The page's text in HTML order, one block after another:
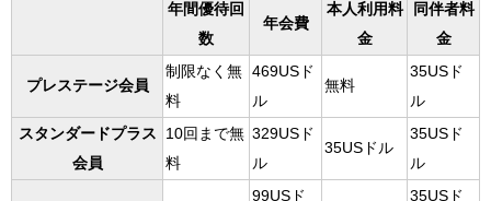
年間優待回
数
年会費
本人利用料
金
同伴者料
金
プレステージ会員
制限なく無
料
469USド
ル
無料
35USド
ル
スタンダードプラス
会員
10回まで無
料
329USド
ル
35USドル
35USド
ル
99USド
35USド